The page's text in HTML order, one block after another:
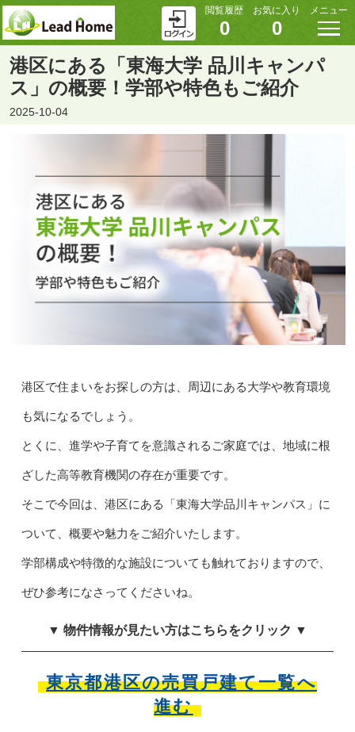
閲覧履歴
0
お気に入り
0
メニュー
港区にある「東海大学 品川キャンパ
ス」の概要！学部や特色もご紹介
2025-10-04
港区で住まいをお探しの方は、周辺にある大学や教育環境
も気になるでしょう。
とくに、進学や子育てを意識されるご家庭では、地域に根
ざした高等教育機関の存在が重要です。
そこで今回は、港区にある「東海大学品川キャンパス」に
ついて、概要や魅力をご紹介いたします。
学部構成や特徴的な施設についても触れておりますので、
ぜひ参考になさってくださいね。
▼ 物件情報が見たい方はこちらをクリック ▼
東京都港区の売買戸建て一覧へ
進む